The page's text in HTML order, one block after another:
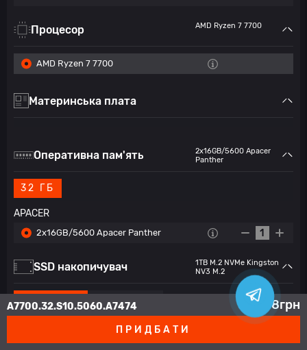
A7700.32.S10.5060.A7474 82 708грн
ПРИДБАТИ
Процесор AMD Ryzen 7 7700
AMD Ryzen 7 7700
Материнська плата
Оперативна пам'ять
2x16GB/5600 Apacer
Panther
32 ГБ
APACER
2x16GB/5600 Apacer Panther 1
SSD накопичувач
1TB M.2 NVMe Kingston
NV3 M.2
ОТ 960GB ОТ 480GB